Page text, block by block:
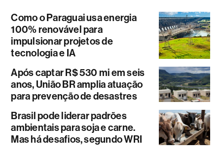
Como o Paraguai usa energia
100% renovável para
impulsionar projetos de
tecnologia e IA
Após captar R$ 530 mi em seis
anos, União BR amplia atuação
para prevenção de desastres
Brasil pode liderar padrões
ambientais para soja e carne.
Mas há desafios, segundo WRI